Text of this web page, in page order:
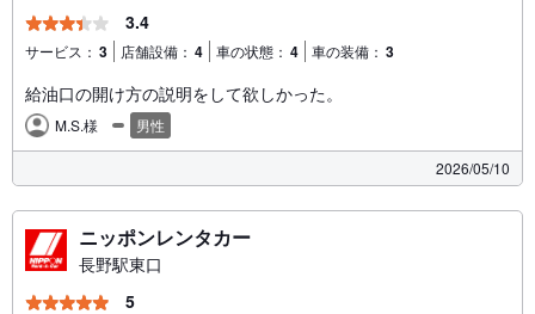
3.4
サービス： 3 店舗設備： 4 車の状態： 4 車の装備： 3
給油口の開け方の説明をして欲しかった。
M.S.様 男性
2026/05/10
ニッポンレンタカー
長野駅東口
5